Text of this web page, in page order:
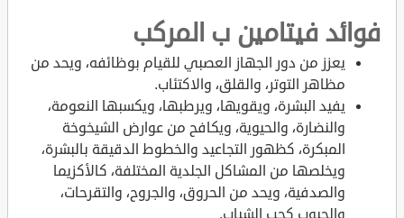
فوائد فيتامين ب المركب
يعزز من دور الجهاز العصبي للقيام بوظائفه، ويحد من
مظاهر التوتر، والقلق، والاكتئاب.
يفيد البشرة، ويقويها، ويرطبها، ويكسبها النعومة،
والنضارة، والحيوية، ويكافح من عوارض الشيخوخة
المبكرة، كظهور التجاعيد والخطوط الدقيقة بالبشرة،
ويخلصها من المشاكل الجلدية المختلفة، كالأكزيما
والصدفية، ويحد من الحروق، والجروح، والتقرحات،